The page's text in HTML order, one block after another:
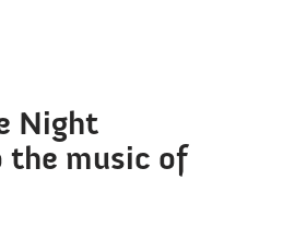
Night
music of